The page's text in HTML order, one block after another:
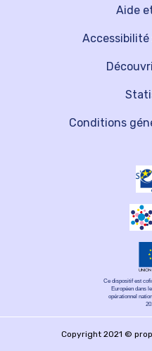
Aide
Accessibilité
Conditions
Ce dispositif est
Européen dans
opérationnel
Copyright 2021 ©